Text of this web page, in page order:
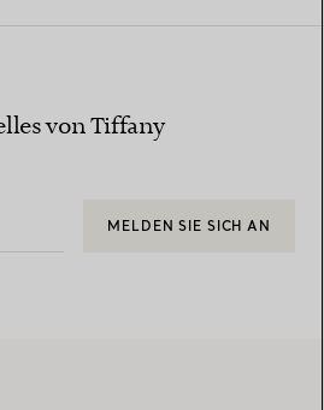
von Tiffany
MELDEN SIE SICH AN